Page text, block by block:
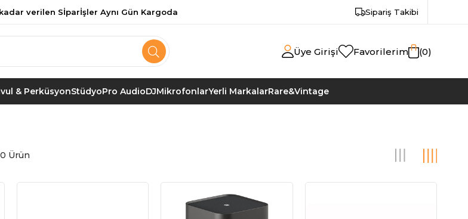
kadar verilen Sİparİşler Aynı Gün Kargoda Sipariş Takibi
Üye Girişi Favorilerim 0
& PerküsyonStüdyoPro AudioDJMikrofonlarYerli MarkalarRare&Vintage
Ürün